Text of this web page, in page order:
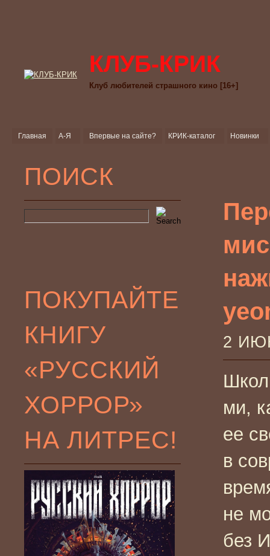
КЛУБ-КРИК
Клуб любителей страшного кино [16+]
Главная А-Я Впервые на сайте? КРИК-каталог Новинки
ПОИСК
ПОКУПАЙТЕ
КНИГУ
«РУССКИЙ
ХОРРОР»
НА ЛИТРЕС!
2
ми,
ее
в
не
без